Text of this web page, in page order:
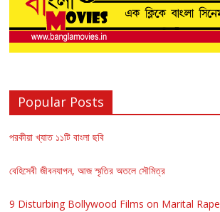
Popular Posts
পরকীয়া খ্যাত ১১টি বাংলা ছবি
বেহিসেবী জীবনযাপন, আজ স্মৃতির অতলে সৌমিত্র
9 Disturbing Bollywood Films on Marital Rape